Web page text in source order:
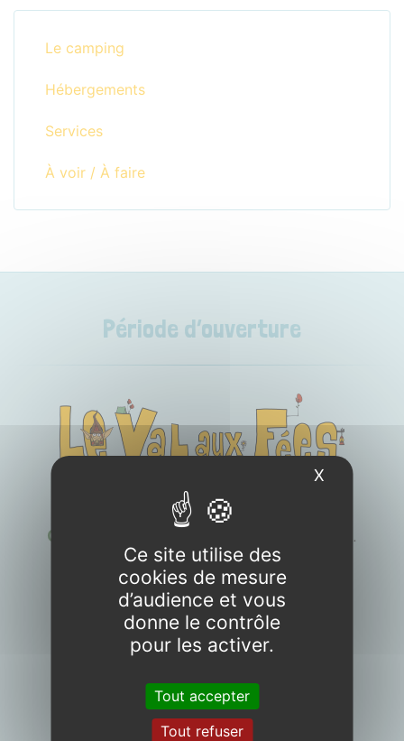
Le camping
Hébergements
Services
À voir / À faire
Période d’ouverture
OUVERTURE
Camping
.
Ce site utilise des
cookies de mesure
d’audience et vous
donne le contrôle
pour les activer.
Tout accepter
Tout refuser
X Masquer